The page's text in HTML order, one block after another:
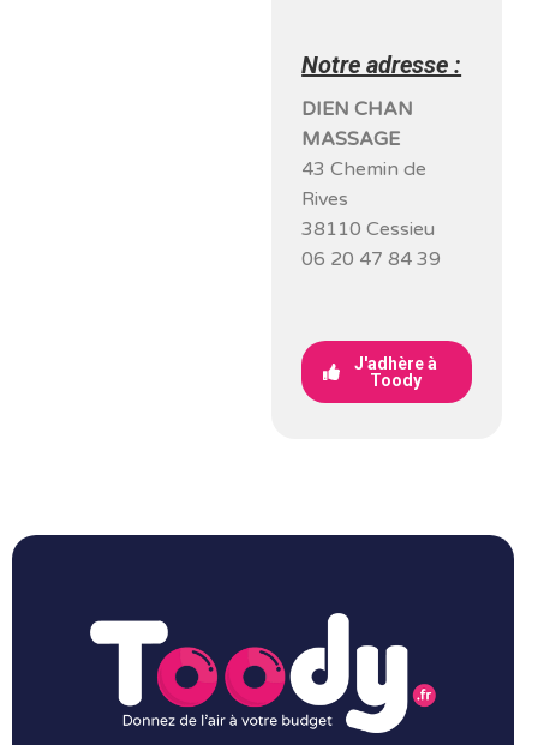
Notre adresse :
DIEN CHAN
MASSAGE
43 Chemin de
Rives
38110 Cessieu
06 20 47 84 39
J'adhère à
Toody